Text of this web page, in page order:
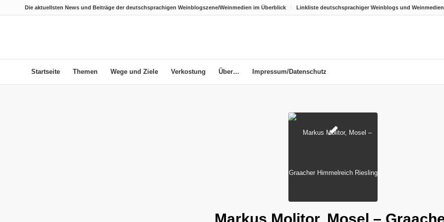
Die aktuellsten News und Beiträge der deutschsprachigen Weinblogszene/Weinmedien im Überblick Linkliste deutschsprachiger Weinblogs und Weinmedien
Startseite Themen Wege und Ziele Verkostung Über… Impressum/Datenschutz